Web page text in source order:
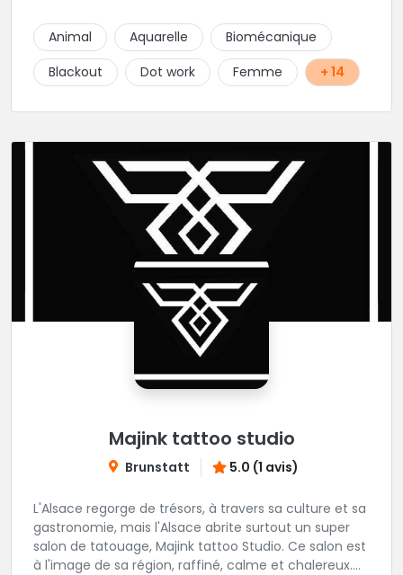
tatouages allant des calligraphies, motifs floraux au
réalisme.
Animal Aquarelle
Biomécanique
Blackout
Dot work Femme + 14
Majink tattoo studio
Brunstatt 5.0 (1 avis)
L'Alsace regorge de trésors, à travers sa culture et sa
gastronomie, mais l'Alsace abrite surtout un super
salon de tatouage, Majink tattoo Studio. Ce salon est
à l'image de sa région, raffiné, calme et chalereux.